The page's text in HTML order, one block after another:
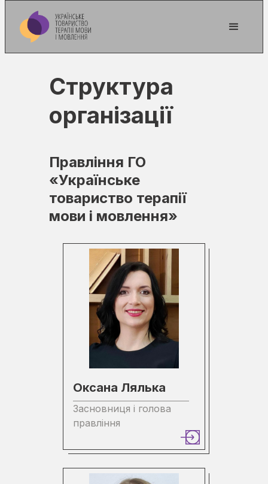
Структура
організації
Правління ГО
«Українське
товариство терапії
мови і мовлення»
Оксана Лялька
Засновниця і голова
правління